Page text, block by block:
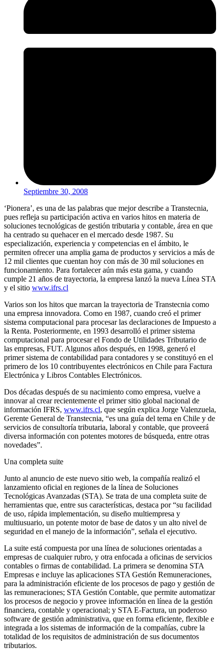
Septiembre 30, 2008
‘Pionera’, es una de las palabras que mejor describe a Transtecnia,
pues refleja su participación activa en varios hitos en materia de
soluciones tecnológicas de gestión tributaria y contable, área en que
ha centrado su quehacer en el mercado desde 1987. Su
especialización, experiencia y competencias en el ámbito, le
permiten ofrecer una amplia gama de productos y servicios a más de
12 mil clientes que cuentan hoy con más de 30 mil soluciones en
funcionamiento. Para fortalecer aún más esta gama, y cuando
cumple 21 años de trayectoria, la empresa lanzó la nueva Línea STA
y el sitio www.ifrs.cl
Varios son los hitos que marcan la trayectoria de Transtecnia como
una empresa innovadora. Como en 1987, cuando creó el primer
sistema computacional para procesar las declaraciones de Impuesto a
la Renta. Posteriormente, en 1993 desarrolló el primer sistema
computacional para procesar el Fondo de Utilidades Tributario de
las empresas, FUT. Algunos años después, en 1998, generó el
primer sistema de contabilidad para contadores y se constituyó en el
primero de los 10 contribuyentes electrónicos en Chile para Factura
Electrónica y Libros Contables Electrónicos.
Dos décadas después de su nacimiento como empresa, vuelve a
innovar al crear recientemente el primer sitio global nacional de
información IFRS, www.ifrs.cl, que según explica Jorge Valenzuela,
Gerente General de Transtecnia, “es una guía del tema en Chile y de
servicios de consultoría tributaria, laboral y contable, que proveerá
diversa información con potentes motores de búsqueda, entre otras
novedades”.
Una completa suite
Junto al anuncio de este nuevo sitio web, la compañía realizó el
lanzamiento oficial en regiones de la línea de Soluciones
Tecnológicas Avanzadas (STA). Se trata de una completa suite de
herramientas que, entre sus características, destaca por “su facilidad
de uso, rápida implementación, su diseño multiempresa y
multiusuario, un potente motor de base de datos y un alto nivel de
seguridad en el manejo de la información”, señala el ejecutivo.
La suite está compuesta por una línea de soluciones orientadas a
empresas de cualquier rubro, y otra enfocada a oficinas de servicios
contables o firmas de contabilidad. La primera se denomina STA
Empresas e incluye las aplicaciones STA Gestión Remuneraciones,
para la administración eficiente de los procesos de pago y gestión de
las remuneraciones; STA Gestión Contable, que permite automatizar
los procesos de negocio y provee información en línea de la gestión
financiera, contable y operacional; y STA E-Factura, un poderoso
software de gestión administrativa, que en forma eficiente, flexible e
integrada a los sistemas de información de la compañías, cubre la
totalidad de los requisitos de administración de sus documentos
tributarios.